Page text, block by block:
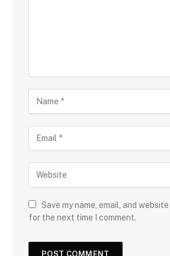
Save my name, email, and
for the next time I comment.